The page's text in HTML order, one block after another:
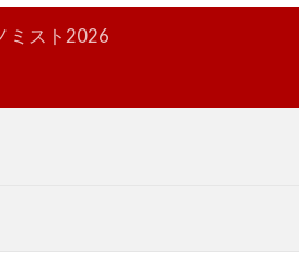
ミスト2026
検索